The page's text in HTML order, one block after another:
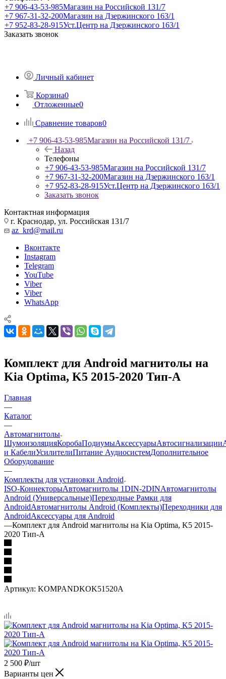
+7 906-43-53-985Магазин на Российской 131/7
+7 967-31-32-200Магазин на Дзержинского 163/1
+7 952-83-28-915Уст.Центр на Дзержинского 163/1
Заказать звонок
Личный кабинет
Корзина0
Отложенные0
Сравнение товаров0
+7 906-43-53-985Магазин на Российской 131/7
Назад
Телефоны
+7 906-43-53-985Магазин на Российской 131/7
+7 967-31-32-200Магазин на Дзержинского 163/1
+7 952-83-28-915Уст.Центр на Дзержинского 163/1
Заказать звонок
Контактная информация
г. Краснодар, ул. Российская 131/7
az_krd@mail.ru
Вконтакте
Instagram
Telegram
YouTube
Viber
Viber
WhatsApp
Комплект для Android магнитолы на
Kia Optima, K5 2015-2020 Тип-A
Главная
—
Каталог
—
Автомагнитолы
ШумоизоляцияКоробаПодиумыАксессуарыАвтосигнализации
и КабелиУсилителиПитание АудиосистемДополнительное
Оборудование
—
Комплекты для установки Android
ISO-КоннекторыАвтомагнитолы 1DIN-2DINАвтомагнитолы
Android (Универсальные)Переходные Рамки для
AndroidАвтомагнитолы Android (Комплекты)Переходники для
AndroidАксессуары для Android
—Комплект для Android магнитолы на Kia Optima, K5 2015-
2020 Тип-A
Артикул: KOMPANDKOK51520A
2 500 ₽/шт
Варианты цен